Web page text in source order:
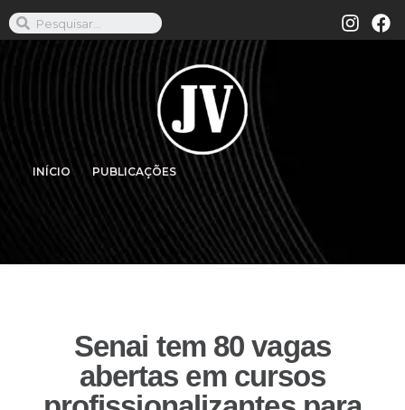
INÍCIO PUBLICAÇÕES
Senai tem 80 vagas
abertas em cursos